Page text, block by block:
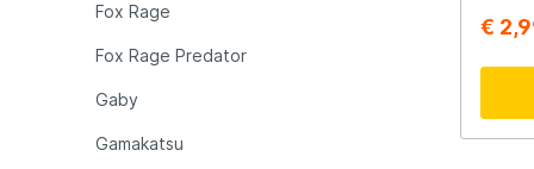
Fox Rage
Fox Rage Predator
Gaby
Gamakatsu
aas,
€